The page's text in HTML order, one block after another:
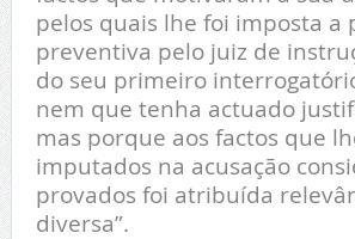
pelos quais lhe foi imposta a
preventiva pelo juiz de
do seu primeiro
nem que tenha actuado
mas porque aos factos que
imputados na acusação
provados foi atribuída
diversa”.